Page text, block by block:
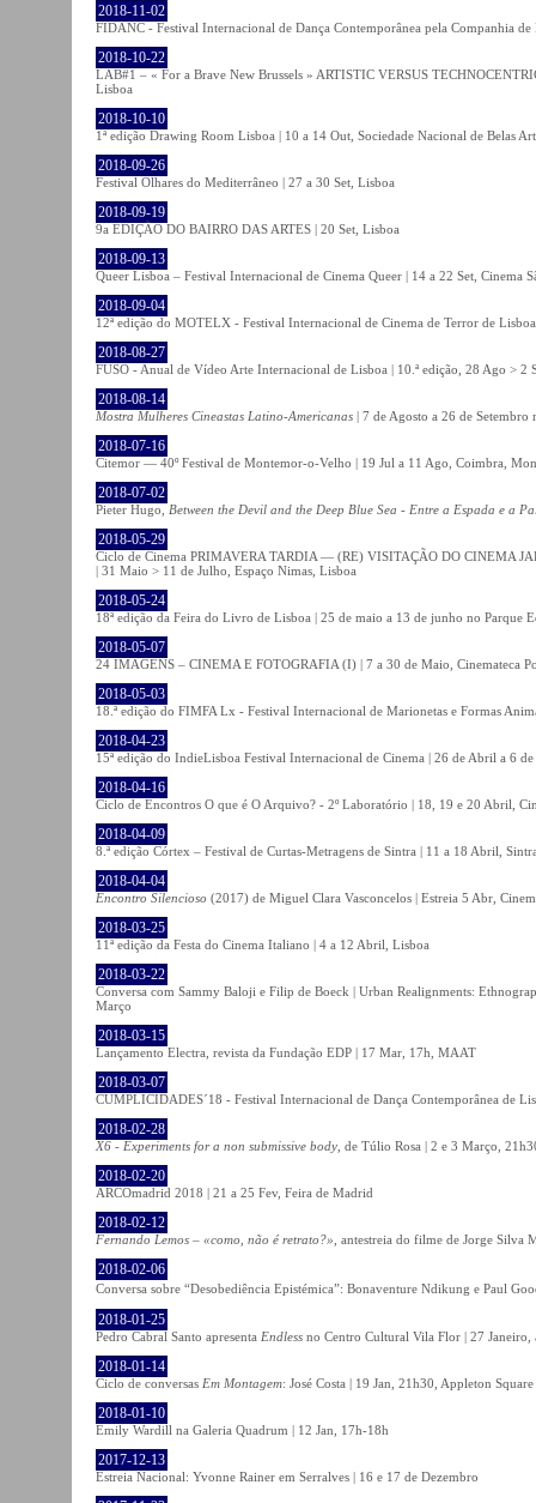
2018-11-02
FIDANC - Festival Internacional de Dança Contemporânea pela Companhia
2018-10-22
LAB#1 – « For a Brave New Brussels » ARTISTIC VERSUS
Lisboa
2018-10-10
1ª edição Drawing Room Lisboa | 10 a 14 Out, Sociedade Nacional de Belas
2018-09-26
Festival Olhares do Mediterrâneo | 27 a 30 Set, Lisboa
2018-09-19
9a EDIÇÃO DO BAIRRO DAS ARTES | 20 Set, Lisboa
2018-09-13
Queer Lisboa – Festival Internacional de Cinema Queer | 14 a 22 Set, Cinema
2018-09-04
12ª edição do MOTELX - Festival Internacional de Cinema de Terror de
2018-08-27
FUSO - Anual de Vídeo Arte Internacional de Lisboa | 10.ª edição, 28 Ago > 2
2018-08-14
Mostra Mulheres Cineastas Latino-Americanas | 7 de Agosto a 26 de Setembro
2018-07-16
Citemor — 40º Festival de Montemor-o-Velho | 19 Jul a 11 Ago, Coimbra,
2018-07-02
Pieter Hugo, Between the Devil and the Deep Blue Sea - Entre a Espada e a
2018-05-29
Ciclo de Cinema PRIMAVERA TARDIA — (RE) VISITAÇÃO DO CINEMA
| 31 Maio > 11 de Julho, Espaço Nimas, Lisboa
2018-05-24
18ª edição da Feira do Livro de Lisboa | 25 de maio a 13 de junho no Parque
2018-05-07
24 IMAGENS – CINEMA E FOTOGRAFIA (I) | 7 a 30 de Maio, Cinemateca
2018-05-03
18.ª edição do FIMFA Lx - Festival Internacional de Marionetas e Formas
2018-04-23
15ª edição do IndieLisboa Festival Internacional de Cinema | 26 de Abril a 6
2018-04-16
Ciclo de Encontros O que é O Arquivo? - 2º Laboratório | 18, 19 e 20 Abril,
2018-04-09
8.ª edição Córtex – Festival de Curtas-Metragens de Sintra | 11 a 18 Abril,
2018-04-04
Encontro Silencioso (2017) de Miguel Clara Vasconcelos | Estreia 5 Abr,
2018-03-25
11ª edição da Festa do Cinema Italiano | 4 a 12 Abril, Lisboa
2018-03-22
Conversa com Sammy Baloji e Filip de Boeck | Urban Realignments:
Março
2018-03-15
Lançamento Electra, revista da Fundação EDP | 17 Mar, 17h, MAAT
2018-03-07
CUMPLICIDADES´18 - Festival Internacional de Dança Contemporânea de
2018-02-28
X6 - Experiments for a non submissive body , de Túlio Rosa | 2 e 3 Março,
2018-02-20
ARCOmadrid 2018 | 21 a 25 Fev, Feira de Madrid
2018-02-12
Fernando Lemos – «como, não é retrato?» , antestreia do filme de Jorge Silva
2018-02-06
Conversa sobre “Desobediência Epistémica”: Bonaventure Ndikung e Paul
2018-01-25
Pedro Cabral Santo apresenta Endless no Centro Cultural Vila Flor | 27 Janeiro,
2018-01-14
Ciclo de conversas Em Montagem: José Costa | 19 Jan, 21h30, Appleton Square
2018-01-10
Emily Wardill na Galeria Quadrum | 12 Jan, 17h-18h
2017-12-13
Estreia Nacional: Yvonne Rainer em Serralves | 16 e 17 de Dezembro